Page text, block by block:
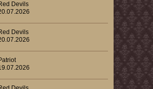
Devils
Devils